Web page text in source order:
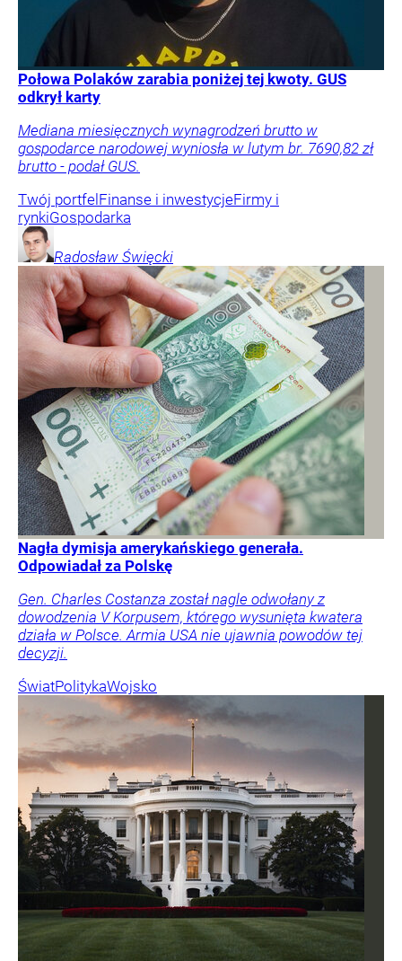
Połowa Polaków zarabia poniżej tej kwoty. GUS
odkrył karty
Mediana miesięcznych wynagrodzeń brutto w
gospodarce narodowej wyniosła w lutym br. 7690,82 zł
brutto - podał GUS.
Twój portfel Finanse i inwestycjeFirmy i
rynkiGospodarka
Radosław Święcki
Nagła dymisja amerykańskiego generała.
Odpowiadał za Polskę
Gen. Charles Costanza został nagle odwołany z
dowodzenia V Korpusem, którego wysunięta kwatera
działa w Polsce. Armia USA nie ujawnia powodów tej
decyzji.
ŚwiatPolitykaWojsko